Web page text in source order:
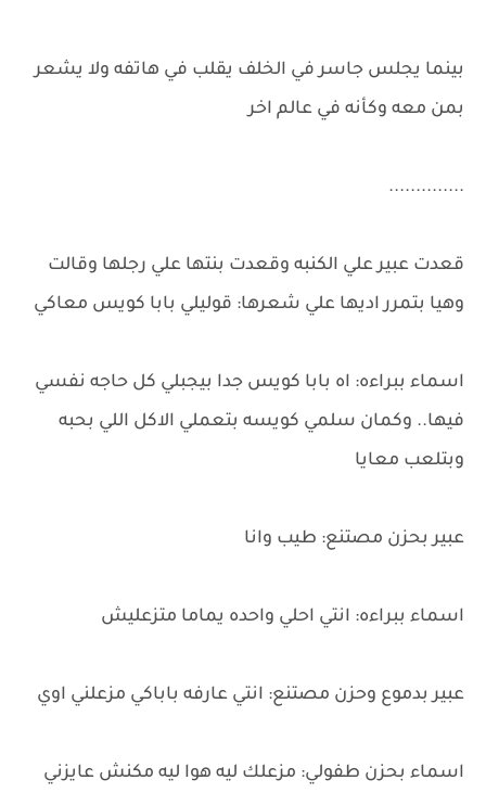
بينما يجلس جاسر في الخلف يقلب في هاتفه ولا يشعر
بمن معه وكأنه في عالم اخر
..............
قعدت عبير علي الكنبه وقعدت بنتها علي رجلها وقالت
وهيا بتمرر اديها علي شعرها: قوليلي بابا كويس معاكي
اسماء ببراءه: اه بابا كويس جدا بيجبلي كل حاجه نفسي
فيها.. وكمان سلمي كويسه بتعملي الاكل اللي بحبه
وبتلعب معايا
عبير بحزن مصتنع: طيب وانا
اسماء ببراءه: انتي احلي واحده يماما متزعليش
عبير بدموع وحزن مصتنع: انتي عارفه باباكي مزعلني اوي
اسماء بحزن طفولي: مزعلك ليه هوا ليه مكنش عايزني